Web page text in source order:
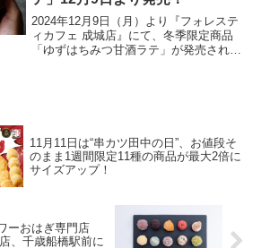
2024年12月9日（月）より『フォレステ
ィカフェ 成城店』にて、冬季限定商品
「ゆずはちみつ甘酒ラテ」が発売されま
11月11日は“串カツ田中の日”、お値段そ
のまま1週間限定11種の商品が最大2倍に
サイズアップ！
ーおはぎ専門店
、千歳船橋駅前に